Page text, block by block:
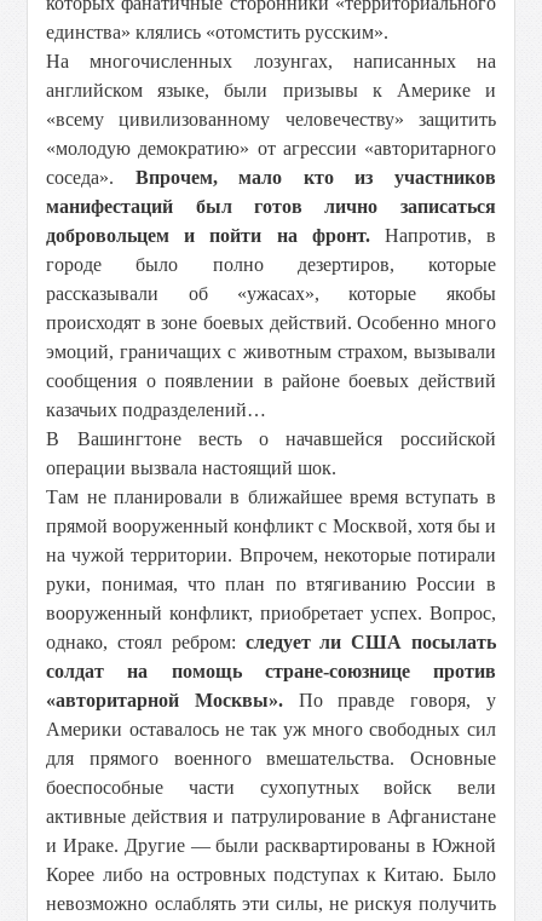
единства» клялись «отомстить русским».
На многочисленных лозунгах, написанных на
английском языке, были призывы к Америке и
«всему цивилизованному человечеству» защитить
«молодую демократию» от агрессии «авторитарного
соседа». Впрочем, мало кто из участников
манифестаций был готов лично записаться
добровольцем и пойти на фронт.Напротив, в
городе было полно дезертиров, которые
рассказывали об «ужасах», которые якобы
происходят в зоне боевых действий. Особенно много
эмоций, граничащих с животным страхом, вызывали
сообщения о появлении в районе боевых действий
казачьих подразделений…
В Вашингтоне весть о начавшейся российской
операции вызвала настоящий шок.
Там не планировали в ближайшее время вступать в
прямой вооруженный конфликт с Москвой, хотя бы и
на чужой территории. Впрочем, некоторые потирали
руки, понимая, что план по втягиванию России в
вооруженный конфликт, приобретает успех. Вопрос,
однако, стоял ребром: следует ли США посылать
солдат на помощь стране-союзнице против
«авторитарной Москвы». По правде говоря, у
Америки оставалось не так уж много свободных сил
для прямого военного вмешательства. Основные
боеспособные части сухопутных войск вели
активные действия и патрулирование в Афганистане
и Ираке. Другие — были расквартированы в Южной
Корее либо на островных подступах к Китаю. Было
невозможно ослаблять эти силы, не рискуя получить